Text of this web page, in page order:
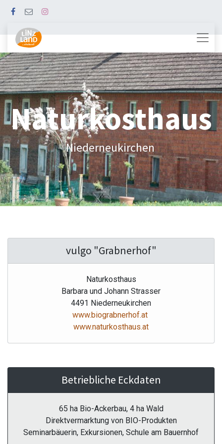
Naturkosthaus
Niederneukirchen
vulgo "Grabnerhof"
Naturkosthaus
Barbara und Johann Strasser
4491 Niederneukirchen
www.biograbnerhof.at
www.naturkosthaus.at
Betriebliche Eckdaten
65 ha Bio-Ackerbau, 4 ha Wald
Direktvermarktung von BIO-Produkten
Seminarbäuerin, Exkursionen, Schule am Bauernhof